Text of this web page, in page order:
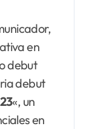
en
debut
debut
«, un
en